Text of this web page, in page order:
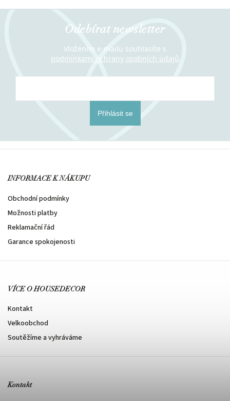
Odebírat newsletter
Vložením e-mailu souhlasíte s
podmínkami ochrany osobních údajů
Přihlásit se
INFORMACE K NÁKUPU
Obchodní podmínky
Možnosti platby
Reklamační řád
Garance spokojenosti
VÍCE O HOUSEDECOR
Kontakt
Velkoobchod
Soutěžíme a vyhráváme
Kontakt